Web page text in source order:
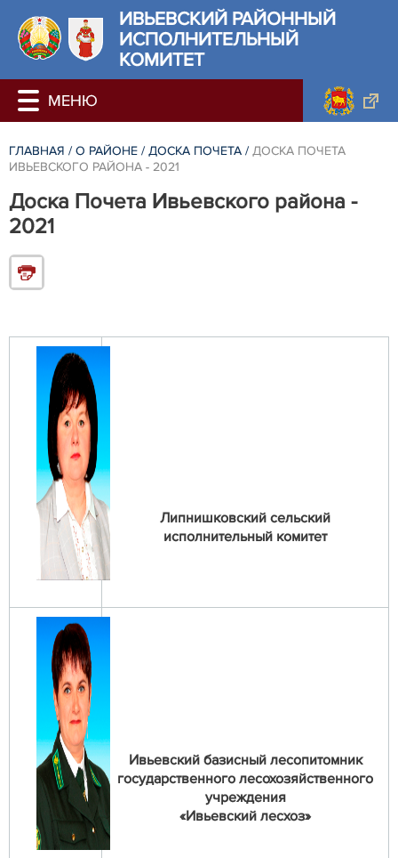
ИВЬЕВСКИЙ РАЙОННЫЙ
ИСПОЛНИТЕЛЬНЫЙ
КОМИТЕТ
ГЛАВНАЯ / О РАЙОНЕ / ДОСКА ПОЧЕТА / ДОСКА ПОЧЕТА
ИВЬЕВСКОГО РАЙОНА - 2021
Доска Почета Ивьевского района -
2021
Липнишковский сельский
исполнительный комитет
Ивьевский базисный лесопитомник
государственного лесохозяйственного
учреждения
«Ивьевский лесхоз»